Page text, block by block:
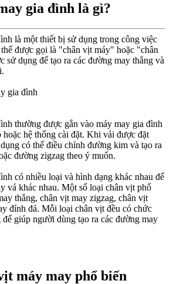
gia đình là gì?​
là một thiết bị sử dụng trong công việc
được gọi là "chân vịt máy" hoặc "chân
sử dụng để tạo ra các đường may thẳng và
thường được gắn vào máy may gia đình
hoặc hệ thống cài đặt. Khi vải được đặt
có thể điều chỉnh đường kim và tạo ra
đường zigzag theo ý muốn.
có nhiều loại và hình dạng khác nhau để
vá khác nhau. Một số loại chân vịt phổ
thẳng, chân vịt may zigzag, chân vịt
đính đá. Mỗi loại chân vịt đều có chức
giúp người dùng tạo ra các đường may
máy may phổ biến​